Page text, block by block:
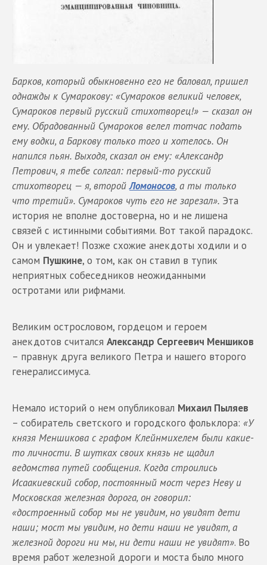
Барков, который обыкновенно его не баловал, пришел
однажды к Сумарокову: «Сумароков великий человек,
Сумароков первый русский стихотворец!» — сказал он
ему. Обрадованный Сумароков велел тотчас подать
ему водки, а Баркову только того и хотелось. Он
напился пьян. Выходя, сказал он ему: «Александр
Петрович, я тебе солгал: первый-то русский
стихотворец — я, второйЛомоносов, а ты только
что третий». Сумароков чуть его не зарезал». Эта
история не вполне достоверна, но и не лишена
связей с истинными событиями. Вот такой парадокс.
Он и увлекает! Позже схожие анекдоты ходили и о
самом Пушкине, о том, как он ставил в тупик
неприятных собеседников неожиданными
остротами или рифмами.
Великим острословом, гордецом и героем
анекдотов считался Александр Сергеевич Меншиков
– правнук друга великого Петра и нашего второго
генералиссимуса.
Немало историй о нем опубликовал Михаил Пыляев
– собиратель светского и городского фольклора: «У
князя Меншикова с графом Клейнмихелем были какие-
то личности. В шутках своих князь не щадил
ведомства путей сообщения. Когда строились
Исаакиевский собор, постоянный мост через Неву и
Московская железная дорога, он говорил:
«достроенный собор мы не увидим, но увидят дети
наши; мост мы увидим, но дети наши не увидят, а
железной дороги ни мы, ни дети наши не увидят». Во
время работ железной дороги и моста было много